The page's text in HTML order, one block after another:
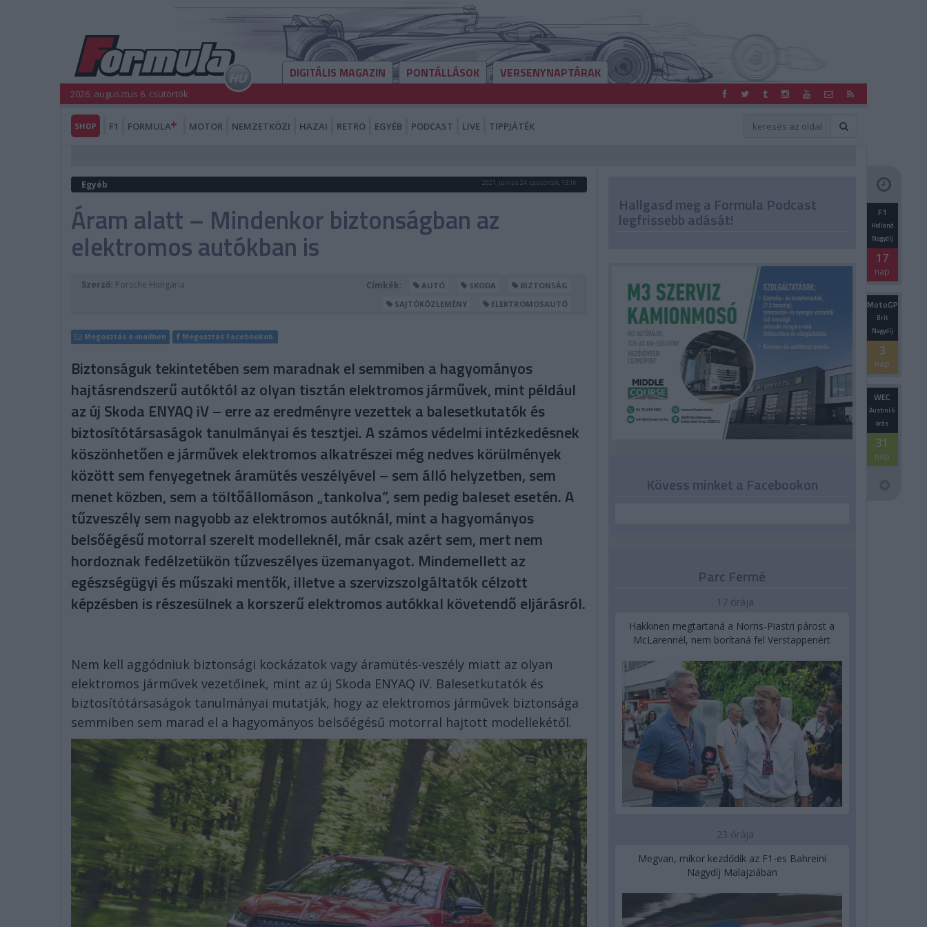
DIGITÁLIS MAGAZIN PONTÁLLÁSOK VERSENYNAPTÁRAK
2026. augusztus 6. csütörtök
SHOP F1 FORMULA MOTOR NEMZETKÖZI HAZAI RETRO EGYÉB PODCAST LIVE TIPPJÁTÉK
Egyéb 2021. június 24. csütörtök, 13:16
Áram alatt – Mindenkor biztonságban az
elektromos autókban is
Szerző: Porsche Hungaria Címkék: AUTÓ SKODA
BIZTONSÁG
SAJTÓKÖZLEMÉNY
ELEKTROMOSAUTÓ
Megosztás e-mailben Megosztás Facebookon
Biztonságuk tekintetében sem maradnak el semmiben a hagyományos
hajtásrendszerű autóktól az olyan tisztán elektromos járművek, mint például
az új Skoda ENYAQ iV – erre az eredményre vezettek a balesetkutatók és
biztosítótársaságok tanulmányai és tesztjei. A számos védelmi intézkedésnek
köszönhetően e járművek elektromos alkatrészei még nedves körülmények
között sem fenyegetnek áramütés veszélyével – sem álló helyzetben, sem
menet közben, sem a töltőállomáson „tankolva”, sem pedig baleset esetén. A
tűzveszély sem nagyobb az elektromos autóknál, mint a hagyományos
belsőégésű motorral szerelt modelleknél, már csak azért sem, mert nem
hordoznak fedélzetükön tűzveszélyes üzemanyagot. Mindemellett az
egészségügyi és műszaki mentők, illetve a szervizszolgáltatók célzott
képzésben is részesülnek a korszerű elektromos autókkal követendő eljárásról.
Nem kell aggódniuk biztonsági kockázatok vagy áramütés-veszély miatt az olyan
elektromos járművek vezetőinek, mint az új Skoda ENYAQ iV. Balesetkutatók és
biztosítótársaságok tanulmányai mutatják, hogy az elektromos járművek biztonsága
semmiben sem marad el a hagyományos belsőégésű motorral hajtott modellekétől.
Hallgasd meg a Formula Podcast
legfrissebb adását! F1
Holland
Nagydíj
17
nap
MotoGP
Brit
Nagydíj
3
nap
WEC
Austini 6
órás
31
nap
Kövess minket a Facebookon
Parc Fermé
17 órája
Hakkinen megtartaná a Norris-Piastri párost a
McLarennél, nem borítaná fel Verstappenért
23 órája
Megvan, mikor kezdődik az F1-es Bahreini
Nagydíj Malajziában